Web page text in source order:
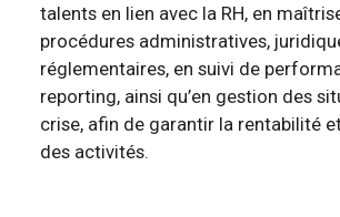
talents en lien avec la RH, en
procédures administratives,
réglementaires, en suivi de
reporting, ainsi qu’en gestion des
crise, afin de garantir la rentabilité
des activités.